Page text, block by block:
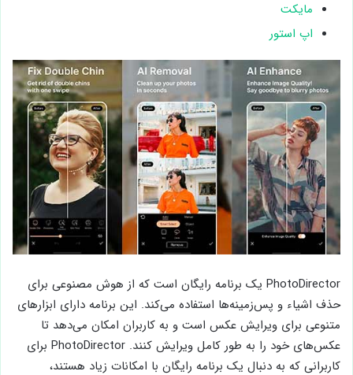
مایکت
اپ استور
PhotoDirector یک برنامه رایگان است که از هوش مصنوعی برای
حذف اشیاء و پس‌زمینه‌ها استفاده می‌کند. این برنامه دارای ابزارهای
متنوعی برای ویرایش عکس است و به کاربران امکان می‌دهد تا
عکس‌های خود را به طور کامل ویرایش کنند. PhotoDirector برای
کاربرانی که به دنبال یک برنامه رایگان با امکانات زیاد هستند،